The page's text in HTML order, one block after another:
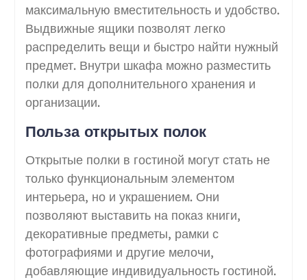
максимальную вместительность и удобство.
Выдвижные ящики позволят легко
распределить вещи и быстро найти нужный
предмет. Внутри шкафа можно разместить
полки для дополнительного хранения и
организации.
Польза открытых полок
Открытые полки в гостиной могут стать не
только функциональным элементом
интерьера, но и украшением. Они
позволяют выставить на показ книги,
декоративные предметы, рамки с
фотографиями и другие мелочи,
добавляющие индивидуальность гостиной.